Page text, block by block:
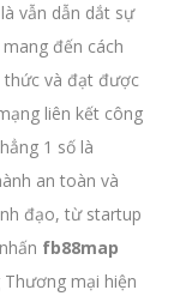
vẫn dẫn dắt sự
đến cách
thức và đạt được
liên kết công
1 số là
an toàn và
đạo, từ startup
fb88map
mại hiện